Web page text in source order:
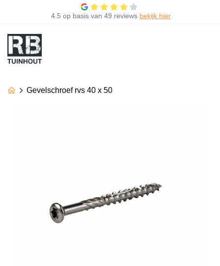
4.5 op basis van 49 reviews bekijk hier
Gevelschroef rvs 40 x 50